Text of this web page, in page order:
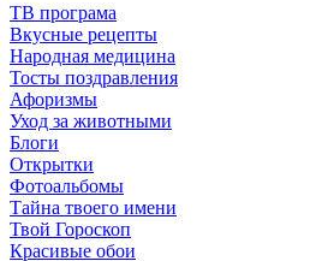
ТВ програма
Вкусные рецепты
Народная медицина
Тосты поздравления
Афоризмы
Уход за животными
Блоги
Открытки
Фотоальбомы
Тайна твоего имени
Твой Гороскоп
Красивые обои